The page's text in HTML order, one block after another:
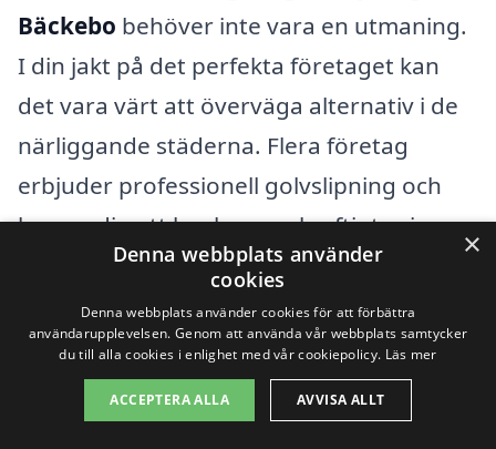
Bäckebo behöver inte vara en utmaning.
I din jakt på det perfekta företaget kan
det vara värt att överväga alternativ i de
närliggande städerna. Flera företag
erbjuder professionell golvslipning och
kan ge dig ett konkurrenskraftigt pris.
Genom att utvidga din sökning kan du
också få tillgång till olika specialiteter och
tjänster.
Några av de omkringliggande städerna
×
Denna webbplats använder
cookies
Denna webbplats använder cookies för att förbättra
användarupplevelsen. Genom att använda vår webbplats samtycker
du till alla cookies i enlighet med vår cookiepolicy. Läs mer
ACCEPTERA ALLA AVVISA ALLT